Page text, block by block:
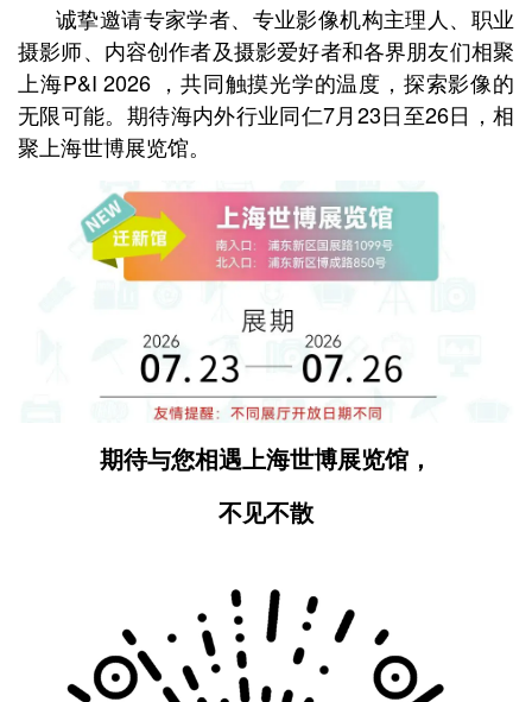
诚挚邀请专家学者、专业影像机构主理人、职业
摄影师、内容创作者及摄影爱好者和各界朋友们相聚
上海P&I 2026 ，共同触摸光学的温度，探索影像的
无限可能。期待海内外行业同仁7月23日至26日，相
聚上海世博展览馆。
期待与您相遇上海世博展览馆，
不见不散